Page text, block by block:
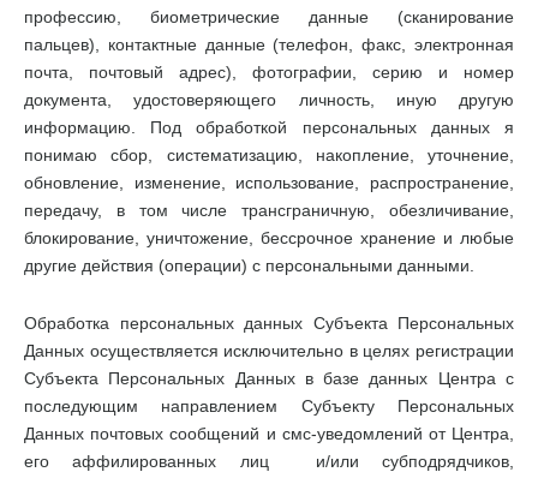
профессию, биометрические данные (сканирование
пальцев), контактные данные (телефон, факс, электронная
почта, почтовый адрес), фотографии, серию и номер
документа, удостоверяющего личность, иную другую
информацию. Под обработкой персональных данных я
понимаю сбор, систематизацию, накопление, уточнение,
обновление, изменение, использование, распространение,
передачу, в том числе трансграничную, обезличивание,
блокирование, уничтожение, бессрочное хранение и любые
другие действия (операции) с персональными данными.
Обработка персональных данных Субъекта Персональных
Данных осуществляется исключительно в целях регистрации
Субъекта Персональных Данных в базе данных Центра с
последующим направлением Субъекту Персональных
Данных почтовых сообщений и смс-уведомлений от Центра,
его аффилированных лиц и/или субподрядчиков,